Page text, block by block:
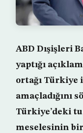
ABD Dışişleri
yaptığı
ortağı
amaçladığını
Türkiye’deki
meselesinin